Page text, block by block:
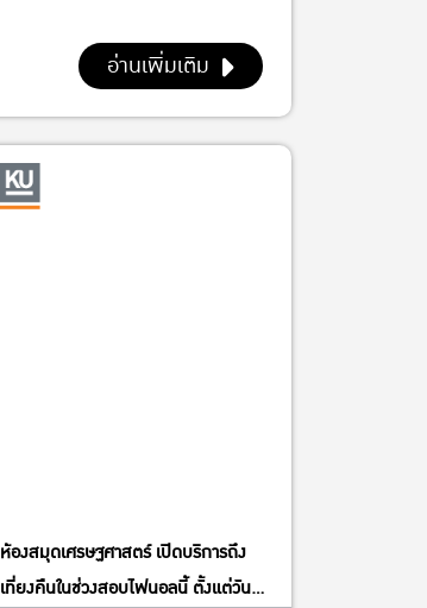
อ่านเพิ่มเติม
ห้องสมุดเศรษฐศาสตร์ เปิดบริการถึง
เที่ยงคืนในช่วงสอบไฟนอลนี้ ตั้งแต่วันที่